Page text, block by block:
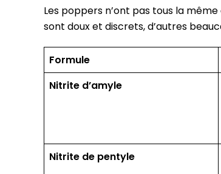
Les poppers n’ont pas tous la
sont doux et discrets, d’autres
Formule
Nitrite d’amyle
Nitrite de pentyle